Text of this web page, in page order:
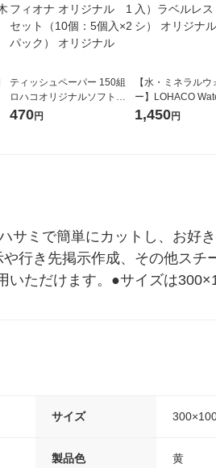
ティッシュペーパー 150組
ロハコオリジナルソフトパ
ックティッシュ フィオナ オ
470円
【水・ミネラルウ
ー】LOHACO
1箱（20本入）ラ
1,450円
ミで簡単にカットし、お好
行き先掲示作成、その他スチ
ただけます。●サイズは
サイズ
製品色 黄